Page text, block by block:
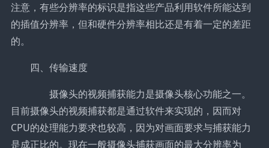
注意，有些分辨率的标识是指这些产品利用软件所能达到
的插值分辨率，但和硬件分辨率相比还是有着一定的差距
的。
四、传输速度
摄像头的视频捕获能力是摄像头核心功能之一。
目前摄像头的视频捕获都是通过软件来实现的，因而对
CPU的处理能力要求也较高，因为对画面要求与捕获能力
是成正比的。现在一般摄像头捕获画面的最大分辨率为